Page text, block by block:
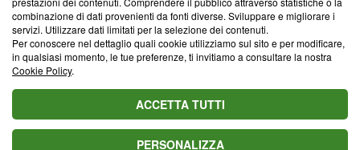
Cookie Policy
Blasting SA, IDI CHE-247.845.224, Via Carlo Frasca, 3 - 6900
Lugano (Svizzera) Tel:+39 0690258937
© 2026 Blasting News
combinazione di dati provenienti da fonti diverse. Sviluppare e migliorare i
servizi. Utilizzare dati limitati per la selezione dei contenuti.
Per conoscere nel dettaglio quali cookie utilizziamo sul sito e per modificare,
in qualsiasi momento, le tue preferenze, ti invitiamo a consultare la nostra
Cookie Policy.
ACCETTA TUTTI
PERSONALIZZA